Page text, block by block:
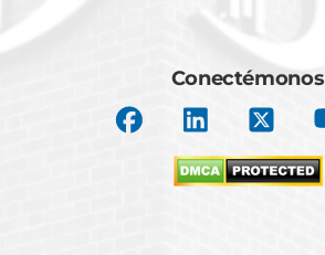
Conectémonos